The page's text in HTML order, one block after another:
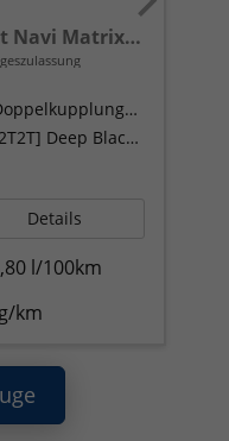
R-Line Black Style Paket Navi Matrix-LED ACC
Doppelkupplungsgetriebe (DSG)
[2T2T] Deep Black Perleffekt
Details
l/100km
km